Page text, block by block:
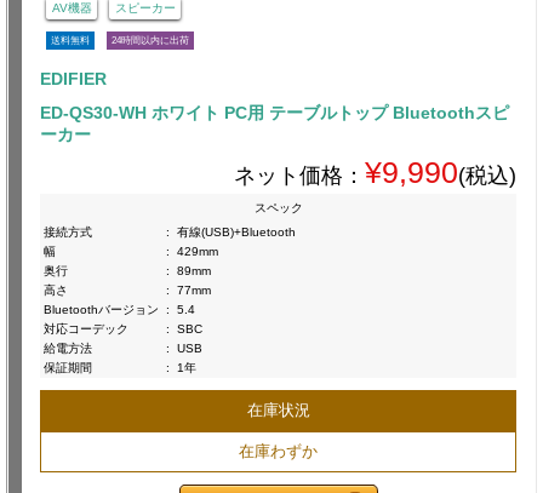
AV機器 スピーカー
送料無料 24時間以内に出荷
EDIFIER
ED-QS30-WH ホワイト PC用 テーブルトップ Bluetoothスピ
ーカー
ネット価格： ¥9,990(税込)
スペック
接続方式
:
有線(USB)+Bluetooth
幅
:
429mm
奥行
:
89mm
高さ
:
77mm
Bluetoothバージョン
:
5.4
対応コーデック
:
SBC
給電方法
:
USB
保証期間
: 1年
在庫状況
在庫わずか